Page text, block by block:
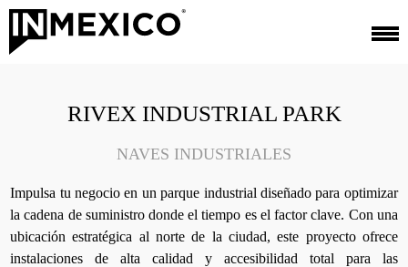
RIVEX INDUSTRIAL PARK
NAVES INDUSTRIALES
Impulsa tu negocio en un parque industrial diseñado para optimizar
la cadena de suministro donde el tiempo es el factor clave. Con una
ubicación estratégica al norte de la ciudad, este proyecto ofrece
instalaciones de alta calidad y accesibilidad total para las